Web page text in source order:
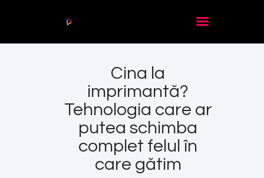
Cina la
imprimantă?
Tehnologia care ar
putea schimba
complet felul în
care gătim
Contact